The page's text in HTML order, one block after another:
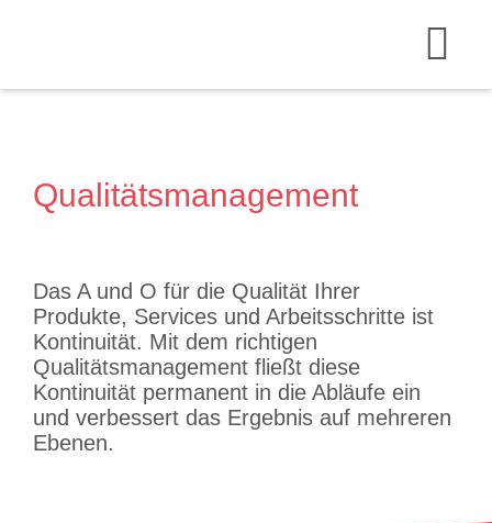
Qualitätsmanagement
Das A und O für die Qualität Ihrer
Produkte, Services und Arbeitsschritte ist
Kontinuität. Mit dem richtigen
Qualitätsmanagement fließt diese
Kontinuität permanent in die Abläufe ein
und verbessert das Ergebnis auf mehreren
Ebenen.